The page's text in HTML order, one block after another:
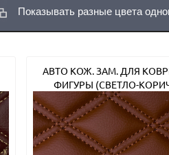
Показывать разные цвета
АВТО КОЖ. ЗАМ. ДЛЯ
ФИГУРЫ (СВЕТЛО-